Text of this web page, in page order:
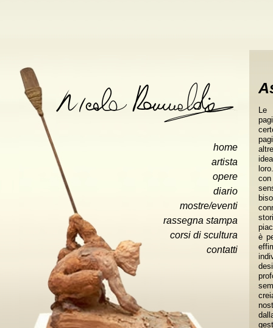
home
artista
opere
diario
mostre/eventi
rassegna stampa
corsi di scultura
»
contatti
Le
con
è